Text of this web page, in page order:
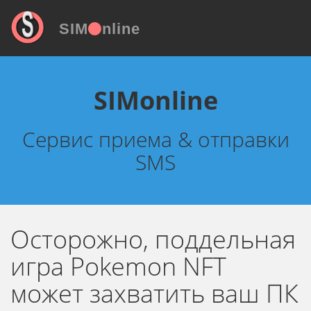
SIM nline
SIMonline
Сервис приема & отправки
SMS
Осторожно, поддельная
игра Pokemon NFT
может захватить ваш ПК